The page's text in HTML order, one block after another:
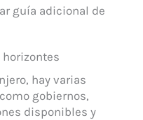
guía adicional de
hay varias
gobiernos,
disponibles y